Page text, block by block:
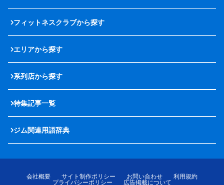
フィットネスクラブから探す
エリアから探す
系列店から探す
特集記事一覧
ジム関連用語辞典
会社概要 サイト制作ポリシー お問い合わせ
利用規約
プライバシーポリシー
広告掲載について